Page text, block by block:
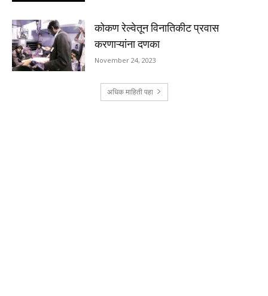
कोकण रेल्वेतून विनातिकीट प्रवास
करणाऱ्यांना दणका
November 24, 2023
अधिक माहिती पहा